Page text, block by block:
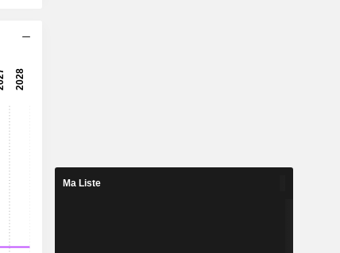
17,6x
Ma Liste